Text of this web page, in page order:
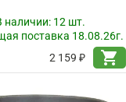
наличии: 12 шт.
поставка 18.08.26г.
2 159 ₽
shopping_cart